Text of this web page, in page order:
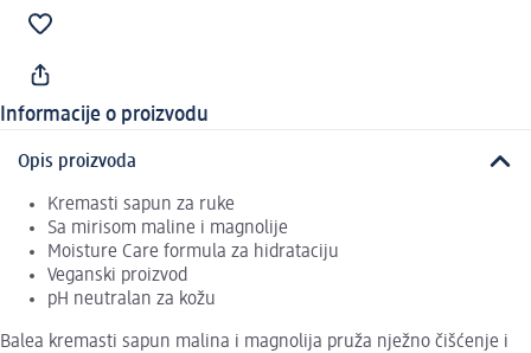
Informacije o proizvodu
Opis proizvoda
Kremasti sapun za ruke
Sa mirisom maline i magnolije
Moisture Care formula za hidrataciju
Veganski proizvod
pH neutralan za kožu
Balea kremasti sapun malina i magnolija pruža nježno čišćenje i